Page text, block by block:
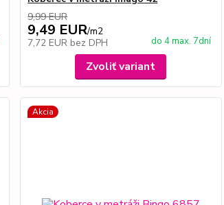
9,99 EUR
9,49 EUR/m2
7,72 EUR bez DPH do 4 max. 7dní
Zvoliť variant
Akcia